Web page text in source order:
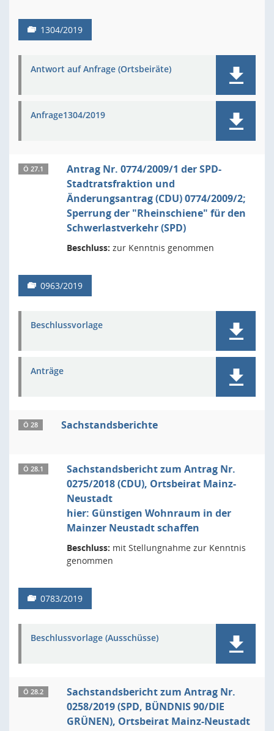
1304/2019
Antwort auf Anfrage (Ortsbeiräte)
Anfrage1304/2019
Ö 27.1
Antrag Nr. 0774/2009/1 der SPD-
Stadtratsfraktion und
Änderungsantrag (CDU) 0774/2009/2;
Sperrung der "Rheinschiene" für den
Schwerlastverkehr (SPD)
Beschluss: zur Kenntnis genommen
0963/2019
Beschlussvorlage
Anträge
Ö 28 Sachstandsberichte
Ö 28.1
Sachstandsbericht zum Antrag Nr.
0275/2018 (CDU), Ortsbeirat Mainz-
Neustadt
hier: Günstigen Wohnraum in der
Mainzer Neustadt schaffen
Beschluss: mit Stellungnahme zur Kenntnis
genommen
0783/2019
Beschlussvorlage (Ausschüsse)
Ö 28.2
Sachstandsbericht zum Antrag Nr.
0258/2019 (SPD, BÜNDNIS 90/DIE
GRÜNEN), Ortsbeirat Mainz-Neustadt